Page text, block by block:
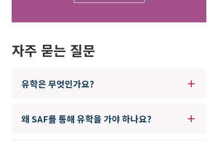
자주 묻는 질문
유학은 무엇인가요?
왜 SAF를 통해 유학을 가야 하나요?